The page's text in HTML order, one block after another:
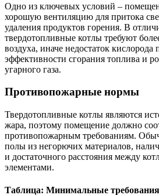
Одно из ключевых условий –
хорошую вентиляцию для притока
удаления продуктов горения. В
твердотопливные котлы требуют
воздуха, иначе недостаток
эффективности сгорания топлива и
угарного газа.
Противопожарные нормы
Твердотопливные котлы являются
жара, поэтому помещение должно
противопожарным требованиям.
полы из негорючих материалов,
и достаточного расстояния между
элементами.
Таблица: Минимальные